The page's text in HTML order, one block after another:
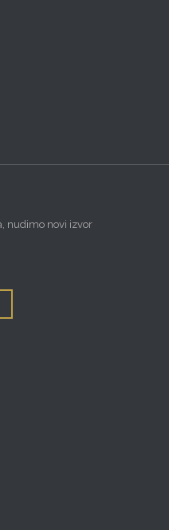
nudimo novi izvor